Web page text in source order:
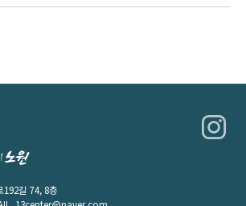
길 74, 8층